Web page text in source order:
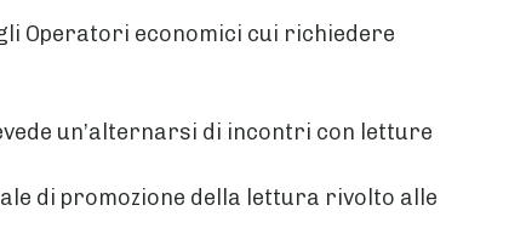
Operatori economici cui richiedere
un’alternarsi di incontri con letture
di promozione della lettura rivolto alle